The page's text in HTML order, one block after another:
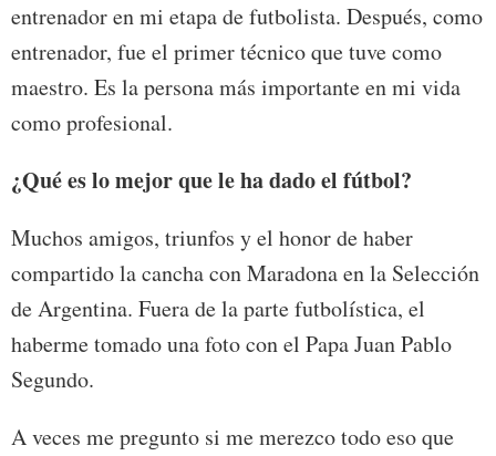
entrenador en mi etapa de futbolista. Después, como
entrenador, fue el primer técnico que tuve como
maestro. Es la persona más importante en mi vida
como profesional.
¿Qué es lo mejor que le ha dado el fútbol?
Muchos amigos, triunfos y el honor de haber
compartido la cancha con Maradona en la Selección
de Argentina. Fuera de la parte futbolística, el
haberme tomado una foto con el Papa Juan Pablo
Segundo.
A veces me pregunto si me merezco todo eso que